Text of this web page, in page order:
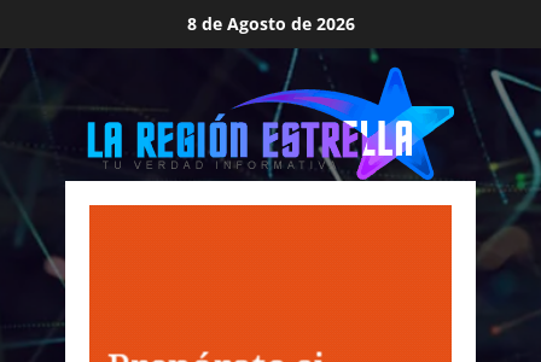
al
contenido
8 de Agosto de 2026